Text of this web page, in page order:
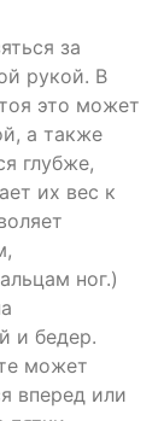
за
рукой. В
это может
а также
глубже,
их вес к
ног.)
и бедер.
может
вперед или